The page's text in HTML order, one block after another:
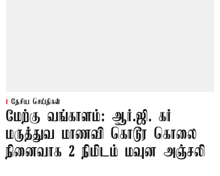
தேசிய செய்திகள்
மேற்கு வங்காளம்: ஆர்.ஜி. கர்
மருத்துவ மாணவி கொடூர கொலை
நினைவாக 2 நிமிடம் மவுன அஞ்சலி